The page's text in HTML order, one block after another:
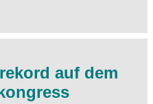
auf dem